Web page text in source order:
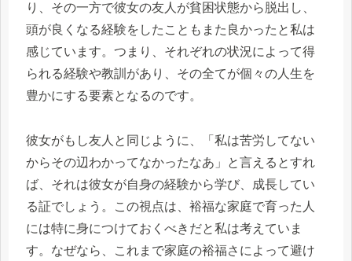
り、その一方で彼女の友人が貧困状態から脱出し、
頭が良くなる経験をしたこともまた良かったと私は
感じています。つまり、それぞれの状況によって得
られる経験や教訓があり、その全てが個々の人生を
豊かにする要素となるのです。
彼女がもし友人と同じように、「私は苦労してない
からその辺わかってなかったなあ」と言えるとすれ
ば、それは彼女が自身の経験から学び、成長してい
る証でしょう。この視点は、裕福な家庭で育った人
には特に身につけておくべきだと私は考えていま
す。なぜなら、これまで家庭の裕福さによって避け